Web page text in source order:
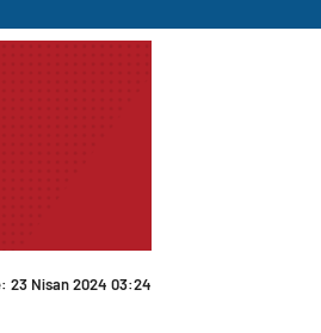
23 Nisan 2024 03:24